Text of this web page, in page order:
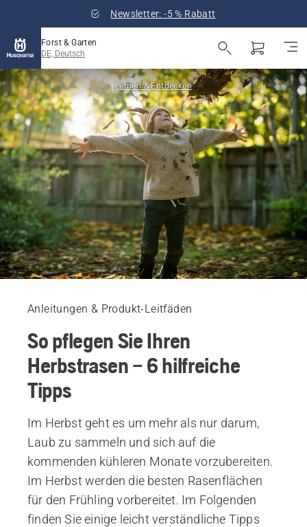
Newsletter: -5 % Rabatt
Forst & Garten
DE, Deutsch
Lernen & Entdecken
Anleitungen & Produkt-Leitfäden
So pflegen Sie Ihren
Herbstrasen – 6 hilfreiche
Tipps
Im Herbst geht es um mehr als nur darum,
Laub zu sammeln und sich auf die
kommenden kühleren Monate vorzubereiten.
Im Herbst werden die besten Rasenflächen
für den Frühling vorbereitet. Im Folgenden
finden Sie einige leicht verständliche Tipps